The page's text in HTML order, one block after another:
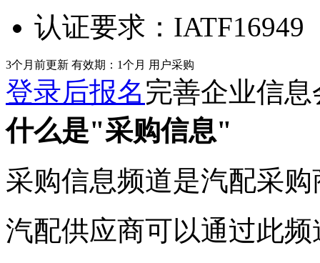
认证要求： IATF16949
3个月前更新 有效期：1个月 用户采购
登录后报名完善企业信
什么是"采购信息"
采购信息频道是汽配采
汽配供应商可以通过此